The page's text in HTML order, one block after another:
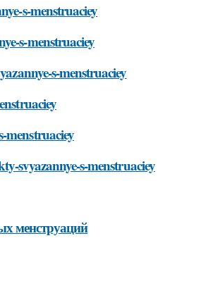
s-menstruaciey
s-menstruaciey
s-menstruaciey
menstruaciey
svyazannye-s-menstruaciey
менструаций